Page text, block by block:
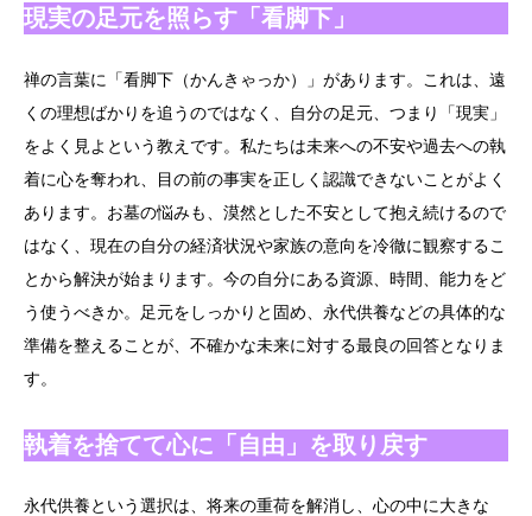
現実の足元を照らす「看脚下」
禅の言葉に「看脚下（かんきゃっか）」があります。これは、遠
くの理想ばかりを追うのではなく、自分の足元、つまり「現実」
をよく見よという教えです。私たちは未来への不安や過去への執
着に心を奪われ、目の前の事実を正しく認識できないことがよく
あります。お墓の悩みも、漠然とした不安として抱え続けるので
はなく、現在の自分の経済状況や家族の意向を冷徹に観察するこ
とから解決が始まります。今の自分にある資源、時間、能力をど
う使うべきか。足元をしっかりと固め、永代供養などの具体的な
準備を整えることが、不確かな未来に対する最良の回答となりま
す。
執着を捨てて心に「自由」を取り戻す
永代供養という選択は、将来の重荷を解消し、心の中に大きな